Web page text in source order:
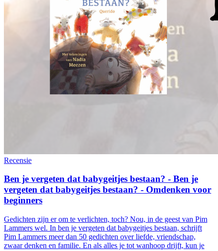
Recensie
Ben je vergeten dat babygeitjes bestaan? - Ben je
vergeten dat babygeitjes bestaan? - Omdenken voor
beginners
Gedichten zijn er om te verlichten, toch? Nou, in de geest van Pim
Lammers wel. In ben je vergeten dat babygeitjes bestaan, schrijft
Pim Lammers meer dan 50 gedichten over liefde, vriendschap,
zwaar denken en familie. En als alles je tot wanhoop drijft, kun je